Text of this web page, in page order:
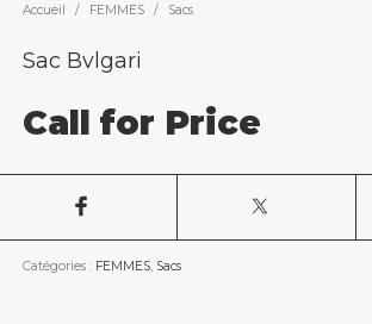
Accueil / FEMMES / Sacs
Sac Bvlgari
Call for Price
Catégories : FEMMES, Sacs